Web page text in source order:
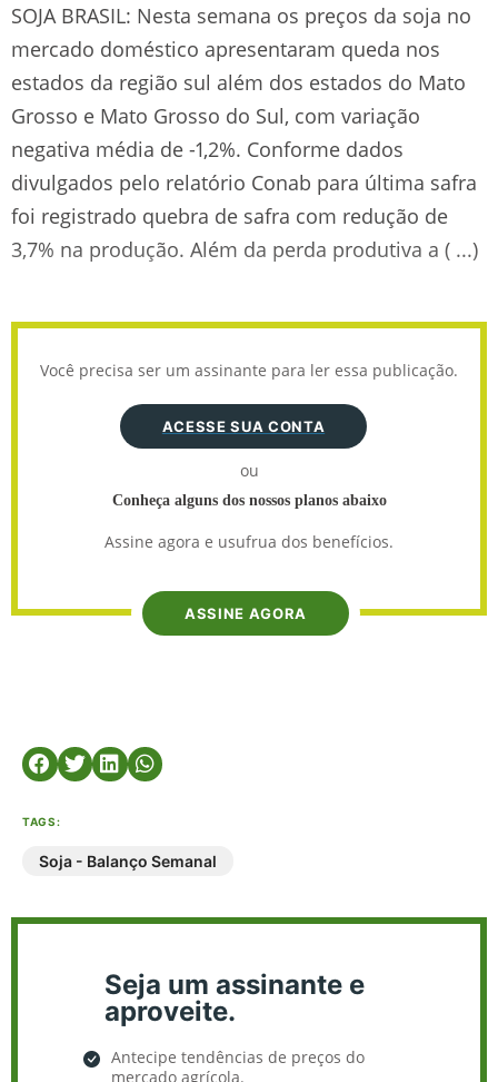
SOJA BRASIL: Nesta semana os preços da soja no
mercado doméstico apresentaram queda nos
estados da região sul além dos estados do Mato
Grosso e Mato Grosso do Sul, com variação
negativa média de -1,2%. Conforme dados
divulgados pelo relatório Conab para última safra
foi registrado quebra de safra com redução de
3,7% na produção. Além da perda produtiva a ( ...)
Você precisa ser um assinante para ler essa publicação.
ACESSE SUA CONTA
ou
Conheça alguns dos nossos planos abaixo
Assine agora e usufrua dos benefícios.
ASSINE AGORA
TAGS:
Soja - Balanço Semanal
Seja um assinante e
aproveite.
Antecipe tendências de preços do
mercado agrícola.